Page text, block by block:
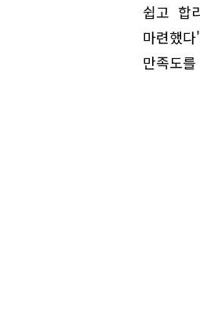
쉽고 합
마련했
만족도